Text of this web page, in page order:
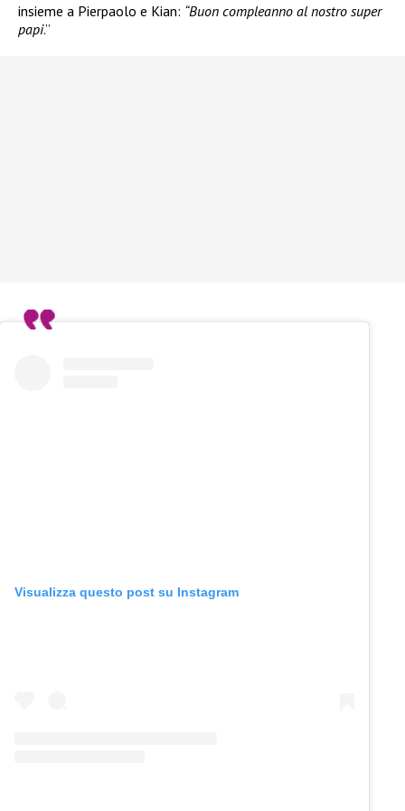
insieme a Pierpaolo e Kian: “Buon compleanno al nostro super
papi.”
Visualizza questo post su Instagram